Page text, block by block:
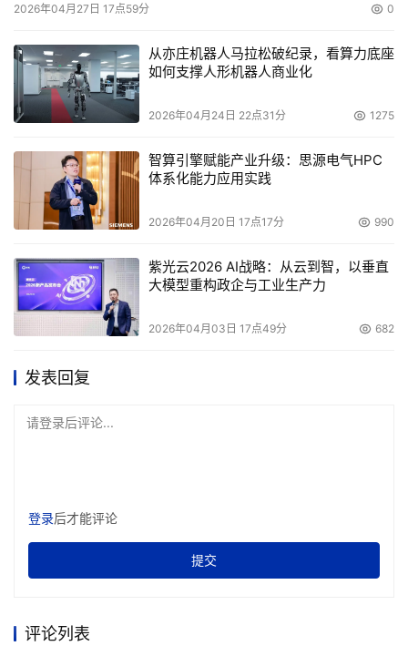
2026年04月27日 17点59分 0
从亦庄机器人马拉松破纪录，看算力底座
如何支撑人形机器人商业化
2026年04月24日 22点31分 1275
智算引擎赋能产业升级：思源电气HPC
体系化能力应用实践
2026年04月20日 17点17分 990
紫光云2026 AI战略：从云到智，以垂直
大模型重构政企与工业生产力
2026年04月03日 17点49分 682
发表回复
请登录后评论...
登录后才能评论
提交
评论列表